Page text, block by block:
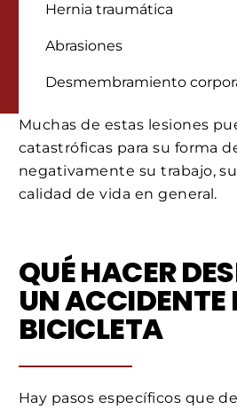
Hernia traumática
Abrasiones
Desmembramiento
Muchas de estas lesiones
catastróficas para su forma
negativamente su trabajo,
calidad de vida en general.
QUÉ HACER
UN ACCIDENTE
BICICLETA
Hay pasos específicos que